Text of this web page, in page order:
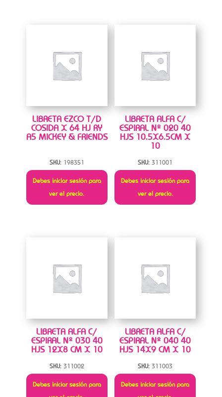
LIBRETA EZCO T/D
COSIDA X 64 HJ RY
A5 MICKEY & FRIENDS
SKU: 198351
Debes iniciar sesión para
ver el precio.
LIBRETA ALFA C/
ESPIRAL Nº 020 40
HJS 10.5X6.5CM X
10
SKU: 311001
Debes iniciar sesión para
ver el precio.
LIBRETA ALFA C/
ESPIRAL Nº 030 40
HJS 12X8 CM X 10
SKU: 311002
Debes iniciar sesión para
LIBRETA ALFA C/
ESPIRAL Nº 040 40
HJS 14X9 CM X 10
SKU: 311003
Debes iniciar sesión para